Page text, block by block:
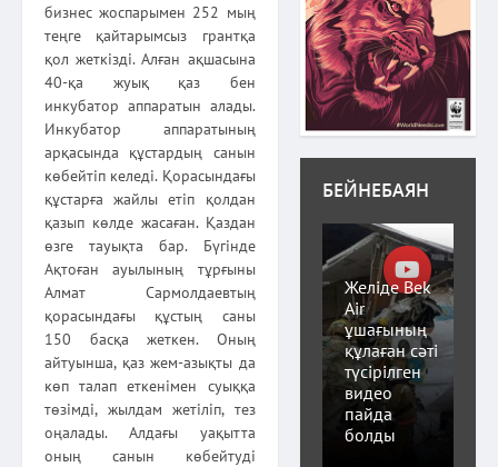
бизнес жоспарымен 252 мың
теңге қайтарымсыз грантқа
қол жеткізді. Алған ақшасына
40-қа жуық қаз бен
инкубатор аппаратын алады.
Инкубатор аппаратының
арқасында құстардың санын
көбейтіп келеді. Қорасындағы
құстарға жайлы етіп қолдан
қазып көлде жасаған. Қаздан
өзге тауықта бар. Бүгінде
Ақтоған ауылының тұрғыны
Алмат Сармолдаевтың
қорасындағы құстың саны
150 басқа жеткен. Оның
айтуынша, қаз жем-азықты да
көп талап еткенімен суыққа
төзімді, жылдам жетіліп, тез
оңалады. Алдағы уақытта
оның санын көбейтуді
БЕЙНЕБАЯН
Желіде Bek
Air
ұшағының
құлаған сәті
түсірілген
видео
пайда
болды